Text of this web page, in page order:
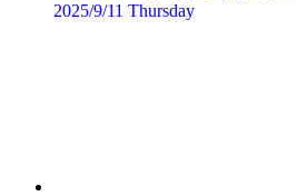
2025/9/11 Thursday